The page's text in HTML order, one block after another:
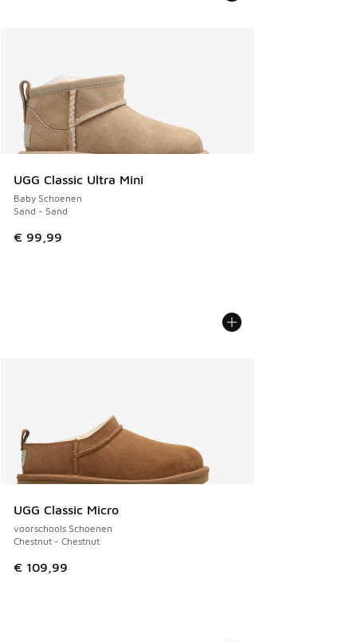
UGG Classic Ultra Mini
Baby Schoenen
Sand - Sand
€ 99,99
UGG Classic Micro
voorschools Schoenen
Chestnut - Chestnut
€ 109,99